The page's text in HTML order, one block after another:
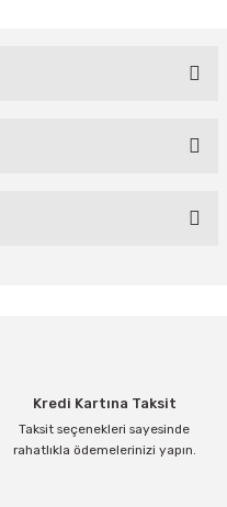
siz yapın!
Kredi Kartına Taksit
Taksit seçenekleri sayesinde
rahatlıkla ödemelerinizi yapın.